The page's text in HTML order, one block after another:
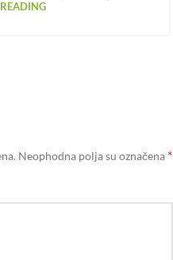
Neophodna polja su označena *